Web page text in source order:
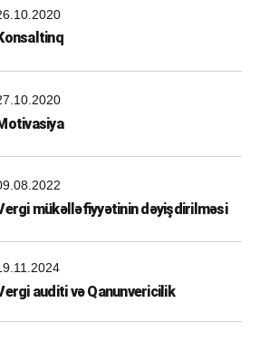
mükəlləfiyyətinin dəyişdirilməsi
auditi və Qanunvericilik